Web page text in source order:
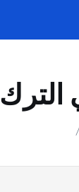
الترك